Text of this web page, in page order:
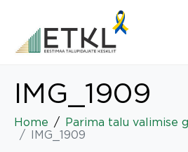
IMG_1909
Home
Parima talu valimise
IMG_1909